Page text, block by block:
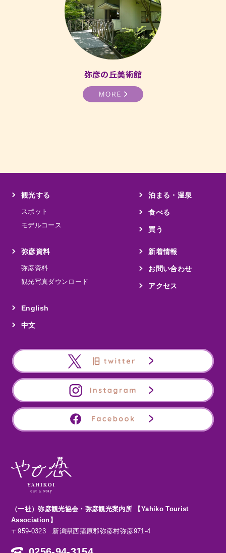
弥彦の丘美術館
観光する
スポット
モデルコース
泊まる・温泉
食べる
買う
弥彦資料
弥彦資料
観光写真ダウンロード
新着情報
お問い合わせ
アクセス
English
中文
（一社）弥彦観光協会・弥彦観光案内所 【Yahiko Tourist
Association】
〒959-0323 新潟県西蒲原郡弥彦村弥彦971-4